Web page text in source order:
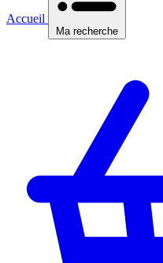
Accueil
Ma recherche